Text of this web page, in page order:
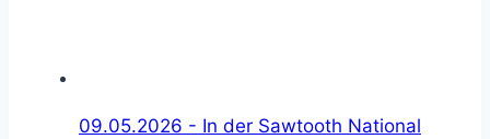
09.05.2026 - In der Sawtooth National